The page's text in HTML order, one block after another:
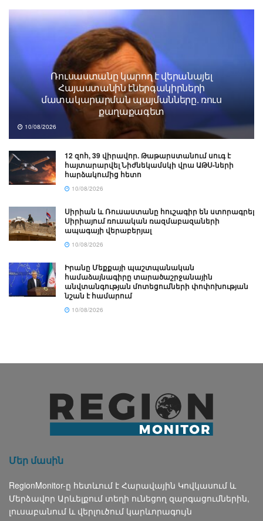
Ռուսաստանը կարող է վերանայել
Հայաստանին էներգակիրների
մատակարարման պայմանները. ռուս
քաղաքագետ
10/08/2026
12 զոհ, 39 վիրավոր. Թաթարստանում սուգ է
հայտարարվել Նիժնեկամսկի վրա ԱԹՍ-ների
հարձակումից հետո
10/08/2026
Սիրիան և Ռուսաստանը հուշագիր են ստորագրել
Սիրիայում ռուսական ռազմաբազաների
ապագայի վերաբերյալ
10/08/2026
Իրանը Մեքքայի պաշտպանական
համաձայնագիրը տարածաշրջանային
անվտանգության մոտեցումների փոփոխության
նշան է համարում
10/08/2026
Մեր մասին
RegionMonitor-ը հետևում է Հարավային Կովկասում և
Մերձավոր Արևելքում տեղի ունեցող զարգացումներին,
լուսաբանում և վերլուծում կարևորագույն